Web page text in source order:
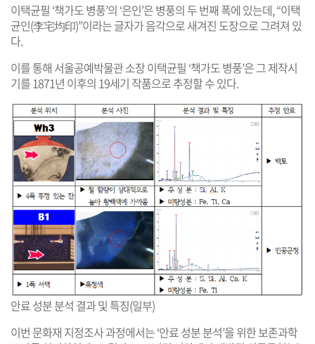
이택균필 ‘책가도 병풍’의 ‘은인’은 병풍의 두 번째 폭에 있는데, “이택
균인(李宅均印)”이라는 글자가 음각으로 새겨진 도장으로 그려져 있
다.
이를 통해 서울공예박물관 소장 이택균필 ‘책가도 병풍’은 그 제작시
기를 1871년 이후의 19세기 작품으로 추정할 수 있다.
안료 성분 분석 결과 및 특징(일부)
이번 문화재 지정조사 과정에서는 ‘안료 성분 분석’을 위한 보존과학